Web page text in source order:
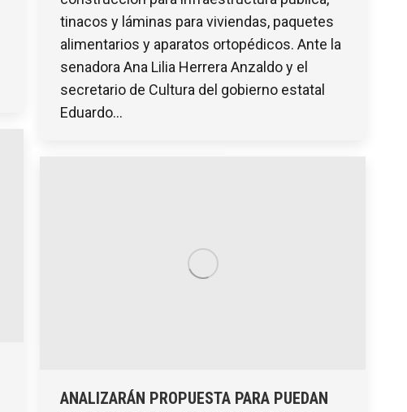
tinacos y láminas para viviendas, paquetes
alimentarios y aparatos ortopédicos. Ante la
senadora Ana Lilia Herrera Anzaldo y el
secretario de Cultura del gobierno estatal
Eduardo…
ANALIZARÁN PROPUESTA PARA PUEDAN